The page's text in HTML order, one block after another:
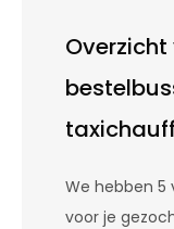
We hebben 5
voor je